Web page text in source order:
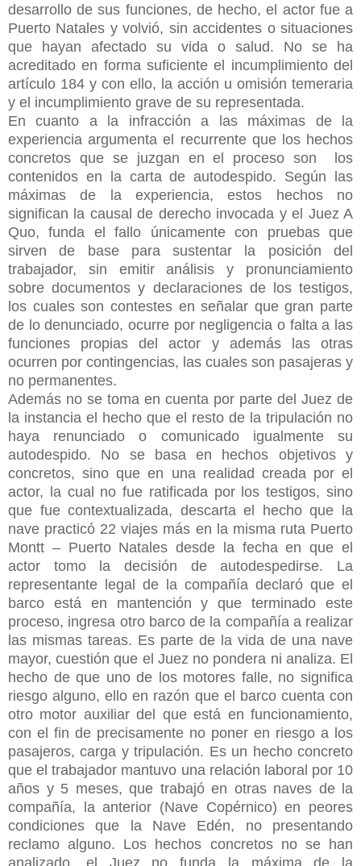
desarrollo de sus funciones, de hecho, el actor fue a
Puerto Natales y volvió, sin accidentes o situaciones
que hayan afectado su vida o salud. No se ha
acreditado en forma suficiente el incumplimiento del
artículo 184 y con ello, la acción u omisión temeraria
y el incumplimiento grave de su representada.
En cuanto a la infracción a las máximas de la
experiencia argumenta el recurrente que los hechos
concretos que se juzgan en el proceso son los
contenidos en la carta de autodespido. Según las
máximas de la experiencia, estos hechos no
significan la causal de derecho invocada y el Juez A
Quo, funda el fallo únicamente con pruebas que
sirven de base para sustentar la posición del
trabajador, sin emitir análisis y pronunciamiento
sobre documentos y declaraciones de los testigos,
los cuales son contestes en señalar que gran parte
de lo denunciado, ocurre por negligencia o falta a las
funciones propias del actor y además las otras
ocurren por contingencias, las cuales son pasajeras y
no permanentes.
Además no se toma en cuenta por parte del Juez de
la instancia el hecho que el resto de la tripulación no
haya renunciado o comunicado igualmente su
autodespido. No se basa en hechos objetivos y
concretos, sino que en una realidad creada por el
actor, la cual no fue ratificada por los testigos, sino
que fue contextualizada, descarta el hecho que la
nave practicó 22 viajes más en la misma ruta Puerto
Montt – Puerto Natales desde la fecha en que el
actor tomo la decisión de autodespedirse. La
representante legal de la compañía declaró que el
barco está en mantención y que terminado este
proceso, ingresa otro barco de la compañía a realizar
las mismas tareas. Es parte de la vida de una nave
mayor, cuestión que el Juez no pondera ni analiza. El
hecho de que uno de los motores falle, no significa
riesgo alguno, ello en razón que el barco cuenta con
otro motor auxiliar del que está en funcionamiento,
con el fin de precisamente no poner en riesgo a los
pasajeros, carga y tripulación. Es un hecho concreto
que el trabajador mantuvo una relación laboral por 10
años y 5 meses, que trabajó en otras naves de la
compañía, la anterior (Nave Copérnico) en peores
condiciones que la Nave Edén, no presentando
reclamo alguno. Los hechos concretos no se han
analizado, el Juez no funda la máxima de la